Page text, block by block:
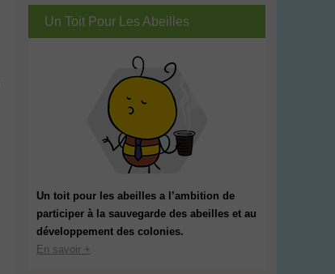
Un Toit Pour Les Abeilles
Un toit pour les abeilles a l’ambition de
participer à la sauvegarde des abeilles et au
développement des colonies.
En savoir +